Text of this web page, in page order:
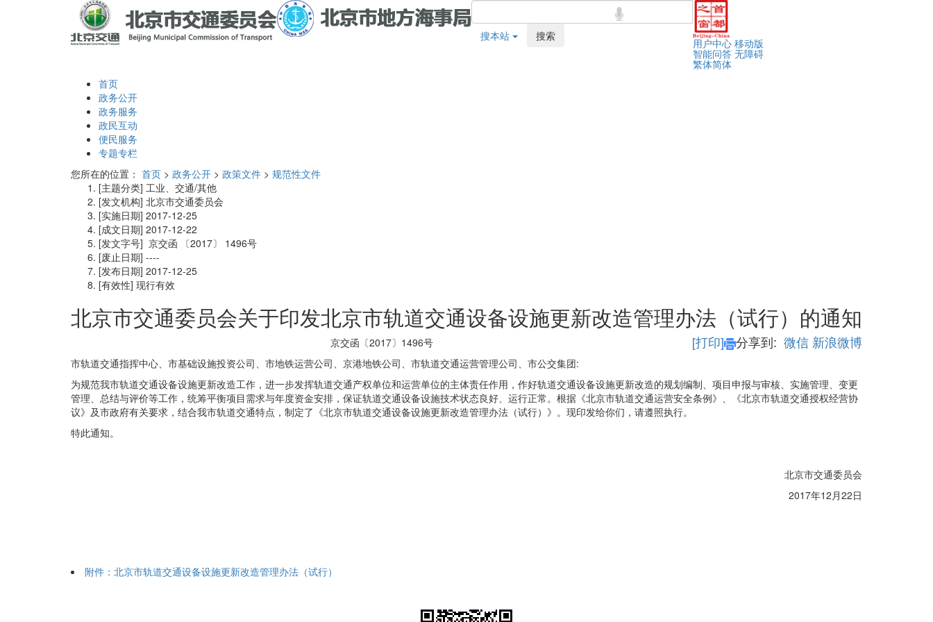
搜本站 搜索
用户中心 移动版
智能问答 无障碍
繁体简体
首页
政务公开
政务服务
政民互动
便民服务
专题专栏
您所在的位置： 首页 > 政务公开 > 政策文件 > 规范性文件
[主题分类] 工业、交通/其他
[发文机构] 北京市交通委员会
[实施日期] 2017-12-25
[成文日期] 2017-12-22
[发文字号] 京交函 〔2017〕
1496号
[废止日期] ----
[发布日期] 2017-12-25
[有效性] 现行有效
北京市交通委员会关于印发北京市轨道交通设备设施更新改造管理办法（试行）的通知
[打印] 分享到: 微信 新浪微博
京交函〔2017〕1496号
市轨道交通指挥中心、市基础设施投资公司、市地铁运营公司、京港地铁公司、市轨道交通运营管理公司、市公交集团:
为规范我市轨道交通设备设施更新改造工作，进一步发挥轨道交通产权单位和运营单位的主体责任作用，作好轨道交通设备设施更新改造的规划编制、项目申报与审核、实施管理、变更
管理、总结与评价等工作，统筹平衡项目需求与年度资金安排，保证轨道交通设备设施技术状态良好、运行正常。根据《北京市轨道交通运营安全条例》、《北京市轨道交通授权经营协
议》及市政府有关要求，结合我市轨道交通特点，制定了《北京市轨道交通设备设施更新改造管理办法（试行）》。现印发给你们，请遵照执行。
特此通知。
北京市交通委员会
2017年12月22日
附件：北京市轨道交通设备设施更新改造管理办法（试行）